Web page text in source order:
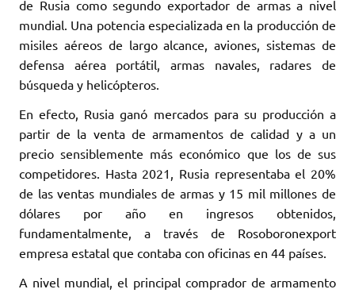
de Rusia como segundo exportador de armas a nivel
mundial. Una potencia especializada en la producción de
misiles aéreos de largo alcance, aviones, sistemas de
defensa aérea portátil, armas navales, radares de
búsqueda y helicópteros.
En efecto, Rusia ganó mercados para su producción a
partir de la venta de armamentos de calidad y a un
precio sensiblemente más económico que los de sus
competidores. Hasta 2021, Rusia representaba el 20%
de las ventas mundiales de armas y 15 mil millones de
dólares por año en ingresos obtenidos,
fundamentalmente, a través de Rosoboronexport
empresa estatal que contaba con oficinas en 44 países.
A nivel mundial, el principal comprador de armamento